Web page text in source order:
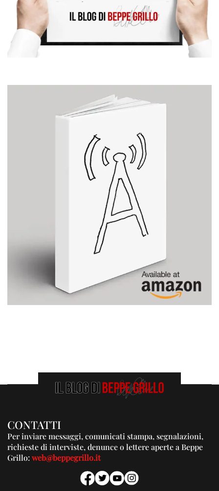
CONTATTI
Per inviare messaggi, comunicati stampa, segnalazioni,
richieste di interviste, denunce o lettere aperte a Beppe
Grillo:web@beppegrillo.it